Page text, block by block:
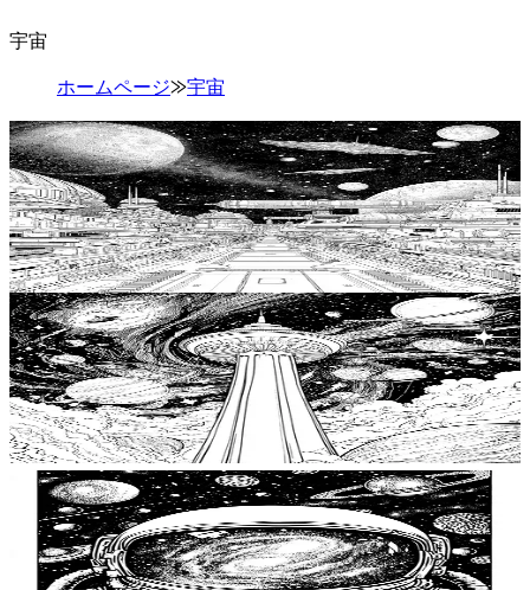
宇宙
ホームページ⨠宇宙
Add to wishlist Quick view
ドッキングベイの塗り絵、大人のための無料ぬり
えページ、ドッキングベイアドベンチャーズのア
ートが待っています、リラクゼーションぬりえブ
ック、宇宙のぬりえページ（大人向け）
$ 0.99
Add to wishlist
Quick view
銀河の灯台 宇宙アートの冒険、リラクゼーション
塗り絵ブック、大人のための宇宙塗り絵ページ、
宇宙の灯台塗り絵、大人向け無料塗り絵ページ
$ 0.99
Add to wishlist
Quick view
無料で印刷できるガーリーなぬりえページ、 Stress
Relief カラーブック、大人向けの宇宙塗り絵ペー